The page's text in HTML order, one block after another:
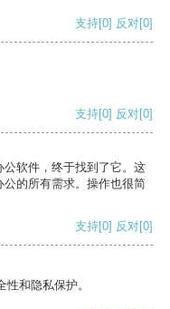
支持[0] 反对[0]
支持[0] 反对[0]
软件，终于找到了它。这
的所有需求。操作也很简
支持[0] 反对[0]
和隐私保护。